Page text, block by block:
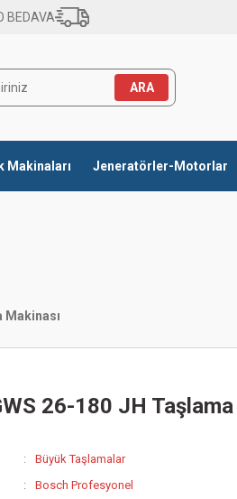
BEDAVA
ARA
Makinaları Jeneratörler-Motorlar
Makinası
26-180 JH
Büyük Taşlamalar
Bosch Profesyonel